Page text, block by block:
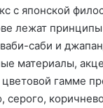
с японской
лежат принципы
саби и
материалы,
гамме
серого,